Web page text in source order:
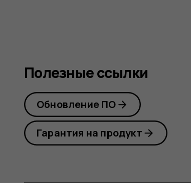
Полезные ссылки
Обновление ПО
Гарантия на продукт